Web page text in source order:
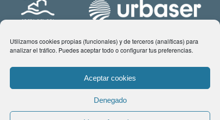
Utilizamos cookies propias (funcionales) y de terceros (analíticas) para
analizar el tráfico. Puedes aceptar todo o configurar tus preferencias.
Aceptar cookies
Denegado